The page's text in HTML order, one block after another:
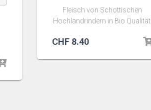
Fleisch von Schottischen
Hochlandrindern in Bio Qualität.
CHF 8.40